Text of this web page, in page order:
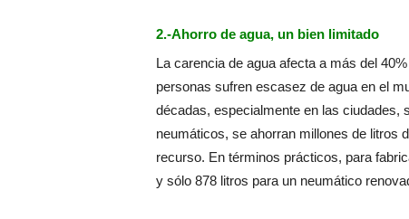
2.-Ahorro de agua, un bien limitado
La carencia de agua afecta a más del
personas sufren escasez de agua en el
décadas, especialmente en las ciudades,
neumáticos, se ahorran millones de litros
recurso. En términos prácticos, para
y sólo 878 litros para un neumático